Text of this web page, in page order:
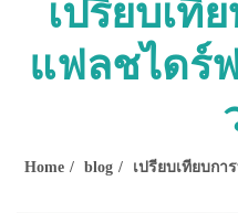
เปรียบเที
แฟลชไดร์
Home blog เปรียบเทียบก